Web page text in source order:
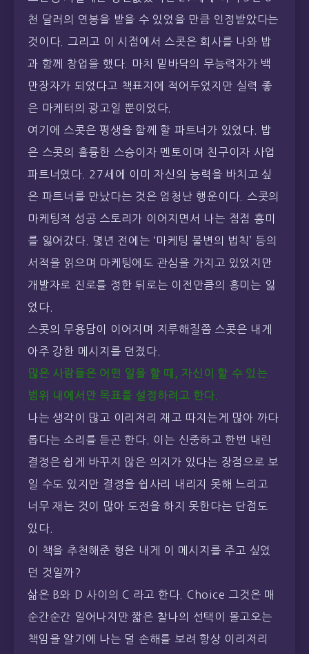
천 달러의 연봉을 받을 수 있었을 만큼 인정받았다는
것이다. 그리고 이 시점에서 스콧은 회사를 나와 밥
과 함께 창업을 했다. 마치 밑바닥의 무능력자가 백
만장자가 되었다고 책표지에 적어두었지만 실력 좋
은 마케터의 광고일 뿐이었다.
여기에 스콧은 평생을 함께 할 파트너가 있었다. 밥
은 스콧의 훌륭한 스승이자 멘토이며 친구이자 사업
파트너였다. 27세에 이미 자신의 능력을 바치고 싶
은 파트너를 만났다는 것은 엄청난 행운이다. 스콧의
마케팅적 성공 스토리가 이어지면서 나는 점점 흥미
를 잃어갔다. 몇년 전에는 ‘마케팅 불변의 법칙’ 등의
서적을 읽으며 마케팅에도 관심을 가지고 있었지만
개발자로 진로를 정한 뒤로는 이전만큼의 흥미는 잃
었다.
스콧의 무용담이 이어지며 지루해질쯤 스콧은 내게
아주 강한 메시지를 던졌다.
많은 사람들은 어떤 일을 할 때, 자신이 할 수 있는
범위 내에서만 목표를 설정하려고 한다.
나는 생각이 많고 이리저리 재고 따지는게 많아 까다
롭다는 소리를 듣곤 한다. 이는 신중하고 한번 내린
결정은 쉽게 바꾸지 않은 의지가 있다는 장점으로 보
일 수도 있지만 결정을 쉽사리 내리지 못해 느리고
너무 재는 것이 많아 도전을 하지 못한다는 단점도
있다.
이 책을 추천해준 형은 내게 이 메시지를 주고 싶었
던 것일까?
삶은 B와 D 사이의 C 라고 한다. Choice 그것은 매
순간순간 일어나지만 짧은 찰나의 선택이 몰고오는
책임을 알기에 나는 덜 손해를 보려 항상 이리저리